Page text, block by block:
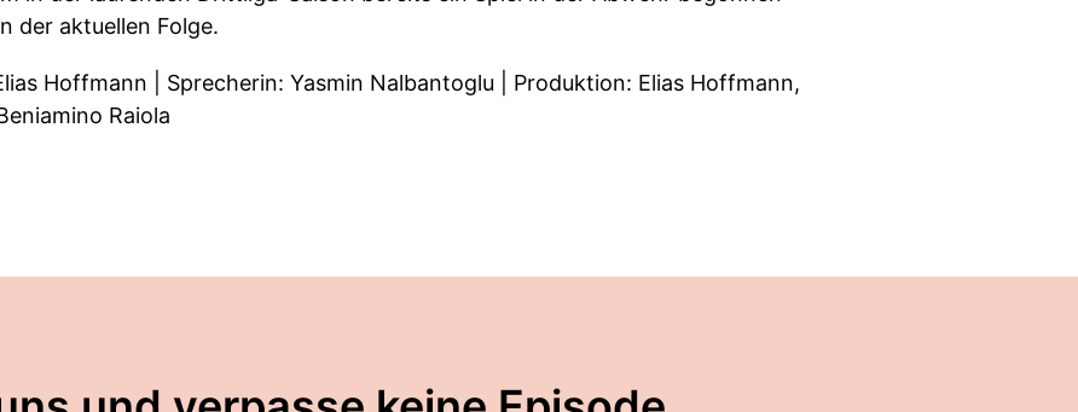
der aktuellen Folge.
Hoffmann | Sprecherin: Yasmin Nalbantoglu | Produktion: Elias Hoffmann,
Raiola